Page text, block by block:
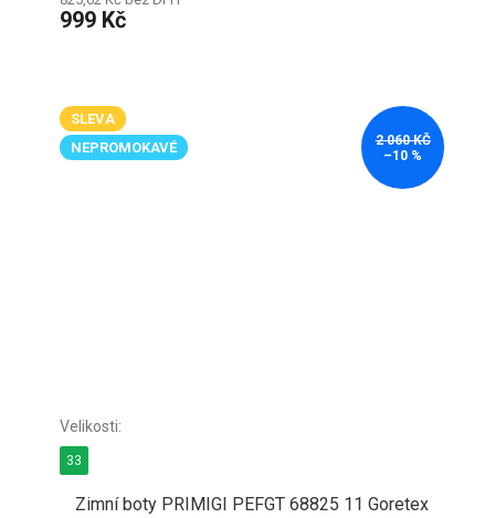
999 Kč
SLEVA
NEPROMOKAVÉ
2 060 KČ
–10 %
Zimní boty PRIMIGI PEFGT 68825 11 Goretex
33